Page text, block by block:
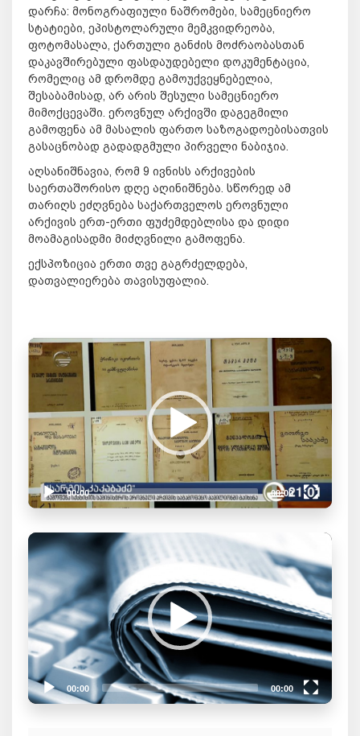
დარჩა: მონოგრაფიული ნაშრომები, სამეცნიერო
სტატიები, ეპისტოლარული მემკვიდრეობა,
ფოტომასალა, ქართული განძის მოძრაობასთან
დაკავშირებული ფასდაუდებელი დოკუმენტაცია,
რომელიც ამ დრომდე გამოუქვეყნებელია,
შესაბამისად, არ არის შესული სამეცნიერო
მიმოქცევაში. ეროვნულ არქივში დაგეგმილი
გამოფენა ამ მასალის ფართო საზოგადოებისათვის
გასაცნობად გადადგმული პირველი ნაბიჯია.
აღსანიშნავია, რომ 9 ივნისს არქივების
საერთაშორისო დღე აღინიშნება. სწორედ ამ
თარიღს ეძღვნება საქართველოს ეროვნული
არქივის ერთ-ერთი ფუძემდებლისა და დიდი
მოამაგისადმი მიძღვნილი გამოფენა.
ექსპოზიცია ერთი თვე გაგრძელდება,
დათვალიერება თავისუფალია.
Player
00:00 00:00
00:00 00:00